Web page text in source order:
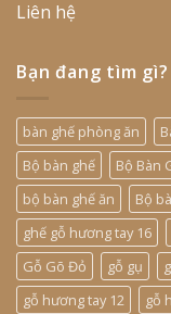
Liên hệ
Bạn đang tìm gì?
bàn ghế phòng ăn
Bộ bàn ghế
Bộ Bàn
bộ bàn ghế ăn
Bộ
ghế gỗ hương tay 16
Gỗ Gõ Đỏ
gỗ gụ
gỗ hương tay 12
gỗ